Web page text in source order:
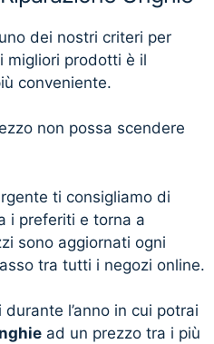
dei nostri criteri per
migliori prodotti è il
conveniente.
non possa scendere
ti consigliamo di
i preferiti e torna a
sono aggiornati ogni
tra tutti i negozi online.
l’anno in cui potrai
ad un prezzo tra i più